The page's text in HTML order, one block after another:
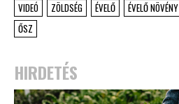
VIDEÓ
ZÖLDSÉG ÉVELŐ ÉVELŐ NÖVÉNY
ŐSZ
HIRDETÉS